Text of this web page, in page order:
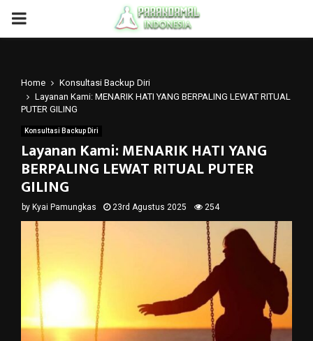
PRIMARY
Home
Konsultasi Backup Diri
Layanan Kami: MENARIK HATI YANG BERPALING LEWAT RITUAL
PUTER GILING
Konsultasi Backup Diri
Layanan Kami: MENARIK HATI YANG
BERPALING LEWAT RITUAL PUTER
GILING
by Kyai Pamungkas 23rd Agustus 2025 254